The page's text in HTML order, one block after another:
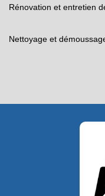
Rénovation et entretien
Nettoyage et